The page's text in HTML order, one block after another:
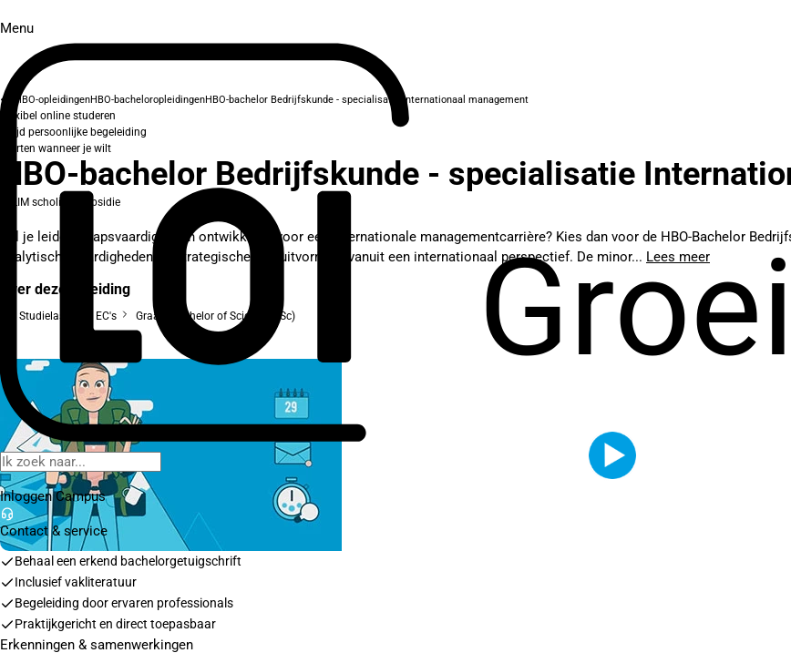
Menu
Inloggen Campus
Contact& service
HBO-opleidingenHBO-bacheloropleidingenHBO-bachelor Bedrijfskunde - specialisatie Internationaal management
Flexibel online studeren
Altijd persoonlijke begeleiding
Starten wanneer je wilt
HBO-bachelor Bedrijfskunde - specialisatie
SLIM scholingssubsidie
Wil je leiderschapsvaardigheden ontwikkelen voor een internationale managementcarrière? Kies dan voor de HBO-Bachelor
analytische vaardigheden en strategische besluitvorming vanuit een internationaal perspectief. De minor... Lees meer
Over deze opleiding
Studielast: 240 EC's Graad: Bachelor of Science (BSc)
Behaal een erkend bachelorgetuigschrift
Inclusief vakliteratuur
Begeleiding door ervaren professionals
Praktijkgericht en direct toepasbaar
Erkenningen & samenwerkingen